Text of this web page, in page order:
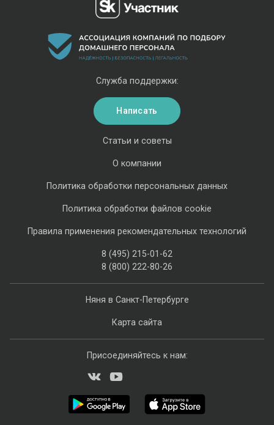
Няня в Санкт-Петербурге
Карта сайта
Статьи и советы
О компании
Политика обработки персональных данных
Политика обработки файлов cookie
Правила применения рекомендательных технологий
8 (495) 215-01-62
8 (800) 222-80-26
Служба поддержки:
Написать
Присоединяйтесь к нам: